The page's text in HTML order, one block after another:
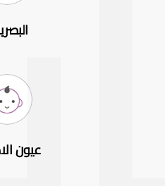
عيون